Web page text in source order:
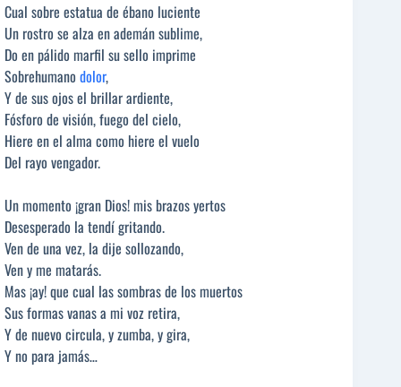
Cual sobre estatua de ébano luciente
Un rostro se alza en ademán sublime,
Do en pálido marfil su sello imprime
Sobrehumano dolor,
Y de sus ojos el brillar ardiente,
Fósforo de visión, fuego del cielo,
Hiere en el alma como hiere el vuelo
Del rayo vengador.
Un momento ¡gran Dios! mis brazos yertos
Desesperado la tendí gritando.
Ven de una vez, la dije sollozando,
Ven y me matarás.
Mas ¡ay! que cual las sombras de los muertos
Sus formas vanas a mi voz retira,
Y de nuevo circula, y zumba, y gira,
Y no para jamás…